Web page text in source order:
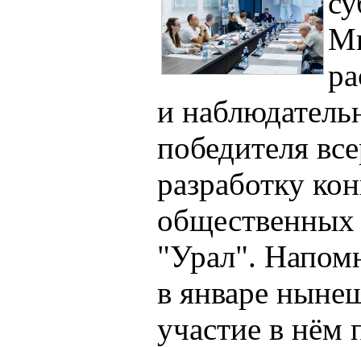
и
победителя
разработку
общественных
"Урал".
в январе
участие в нём